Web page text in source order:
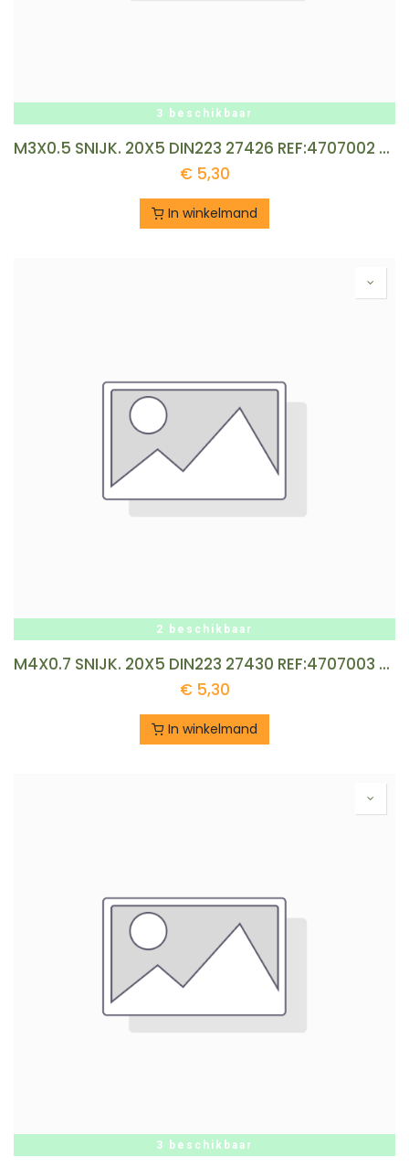
3 beschikbaar
M3X0.5 SNIJK. 20X5 DIN223 27426 REF:4707002 VOELKEL
€ 5,30
In winkelmand
2 beschikbaar
M4X0.7 SNIJK. 20X5 DIN223 27430 REF:4707003 VOELKEL
€ 5,30
In winkelmand
3 beschikbaar